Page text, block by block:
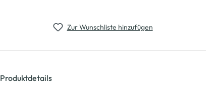
Zur Wunschliste hinzufügen
Produktdetails